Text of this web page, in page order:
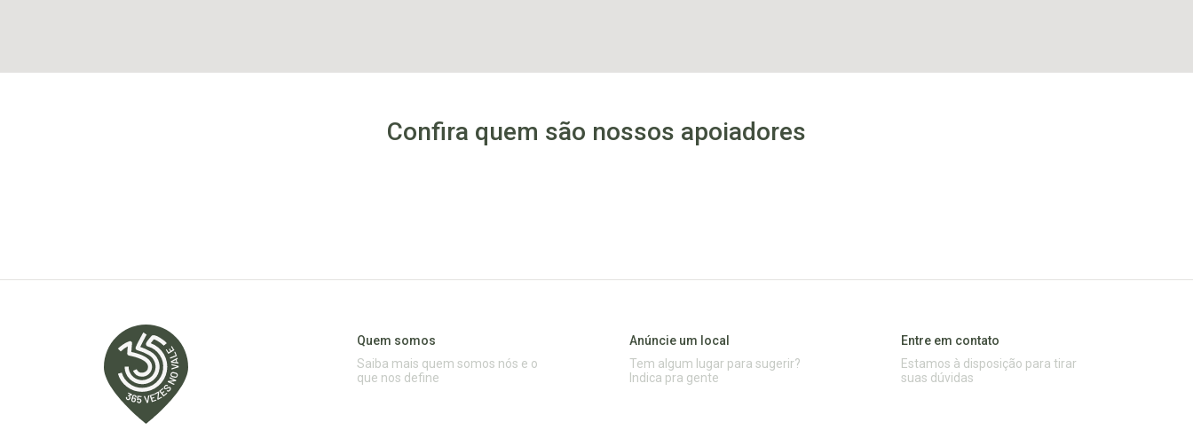
Confira quem são nossos apoiadores
Quem somos
Saiba mais quem somos nós e o
que nos define
Anúncie um local
Tem algum lugar para sugerir?
Indica pra gente
Entre em contato
Estamos à disposição para tirar
suas dúvidas